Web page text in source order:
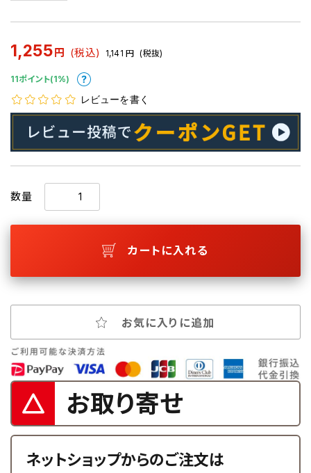
1,255 円 (税込) 1,141 円 (税抜)
11ポイント(1%)
レビューを書く
数量
カートに入れる
お気に入りに追加
お取り寄せ
ネットショップからのご注文は